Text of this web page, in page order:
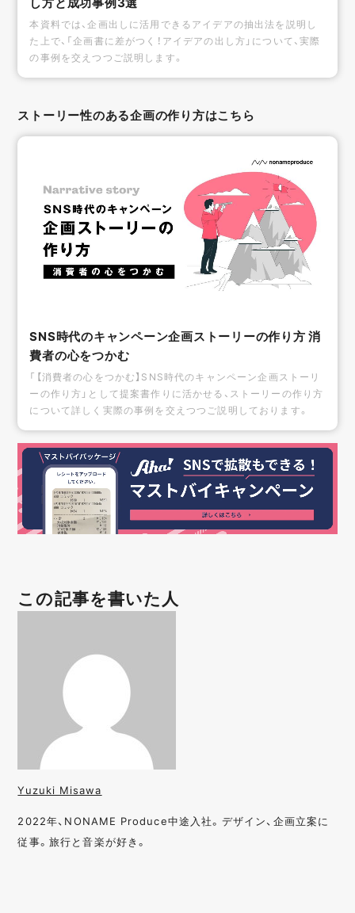
本資料では、企画出しに活用できるアイデアの抽出法を説明し
た上で、「企画書に差がつく！アイデアの出し方」について、実際
の事例を交えつつご説明します。
ストーリー性のある企画の作り方はこちら
SNS時代のキャンペーン企画ストーリーの作り方 消
費者の心をつかむ
「【消費者の心をつかむ】SNS時代のキャンペーン企画ストーリ
ーの作り方」として提案書作りに活かせる、ストーリーの作り方
について詳しく実際の事例を交えつつご説明しております。
この記事を書いた人
Yuzuki Misawa
2022年、NONAME Produce中途入社。デザイン、企画立案に
従事。旅行と音楽が好き。